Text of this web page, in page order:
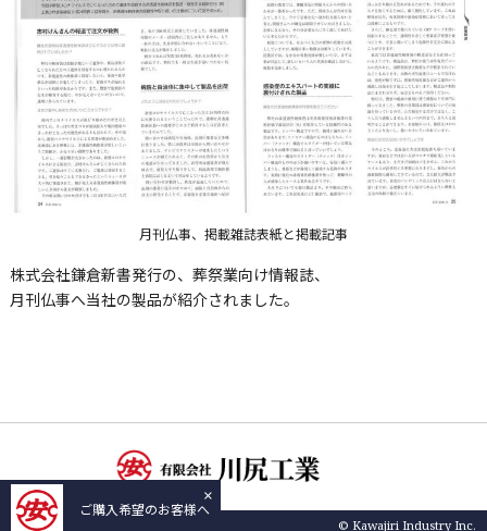
月刊仏事、掲載雑誌表紙と掲載記事
株式会社鎌倉新書発行の、葬祭業向け情報誌、
月刊仏事へ当社の製品が紹介されました。
×
ご購入希望のお客様へ
© Kawajiri Industry Inc.